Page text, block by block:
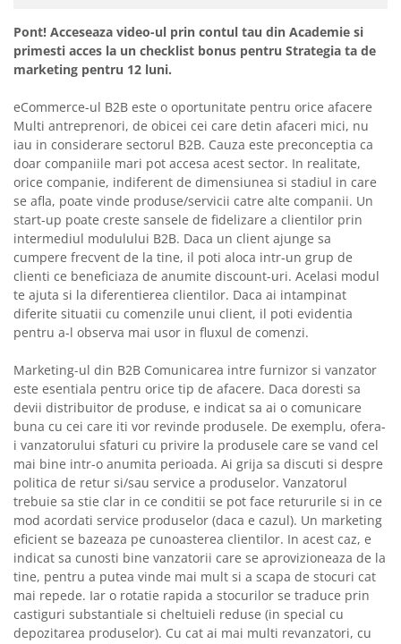
Pont! Acceseaza video-ul prin contul tau din Academie si
primesti acces la un checklist bonus pentru Strategia ta de
marketing pentru 12 luni.
eCommerce-ul B2B este o oportunitate pentru orice afacere
Multi antreprenori, de obicei cei care detin afaceri mici, nu
iau in considerare sectorul B2B. Cauza este preconceptia ca
doar companiile mari pot accesa acest sector. In realitate,
orice companie, indiferent de dimensiunea si stadiul in care
se afla, poate vinde produse/servicii catre alte companii. Un
start-up poate creste sansele de fidelizare a clientilor prin
intermediul modulului B2B. Daca un client ajunge sa
cumpere frecvent de la tine, il poti aloca intr-un grup de
clienti ce beneficiaza de anumite discount-uri. Acelasi modul
te ajuta si la diferentierea clientilor. Daca ai intampinat
diferite situatii cu comenzile unui client, il poti evidentia
pentru a-l observa mai usor in fluxul de comenzi.
Marketing-ul din B2B Comunicarea intre furnizor si vanzator
este esentiala pentru orice tip de afacere. Daca doresti sa
devii distribuitor de produse, e indicat sa ai o comunicare
buna cu cei care iti vor revinde produsele. De exemplu, ofera-
i vanzatorului sfaturi cu privire la produsele care se vand cel
mai bine intr-o anumita perioada. Ai grija sa discuti si despre
politica de retur si/sau service a produselor. Vanzatorul
trebuie sa stie clar in ce conditii se pot face retururile si in ce
mod acordati service produselor (daca e cazul). Un marketing
eficient se bazeaza pe cunoasterea clientilor. In acest caz, e
indicat sa cunosti bine vanzatorii care se aprovizioneaza de la
tine, pentru a putea vinde mai mult si a scapa de stocuri cat
mai repede. Iar o rotatie rapida a stocurilor se traduce prin
castiguri substantiale si cheltuieli reduse (in special cu
depozitarea produselor). Cu cat ai mai multi revanzatori, cu